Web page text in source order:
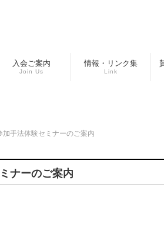
入会ご案内
Join Us
情報・リンク集
Link
手法体験セミナーのご案内
ナーのご案内
業の創り方」